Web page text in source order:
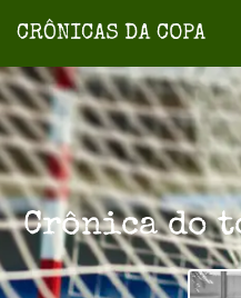
Crônica do